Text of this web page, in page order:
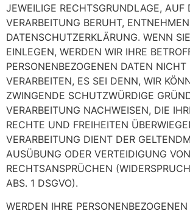
JEWEILIGE RECHTSGRUNDLAGE, AUF
VERARBEITUNG BERUHT,
DATENSCHUTZERKLÄRUNG. WENN
EINLEGEN, WERDEN WIR IHRE
PERSONENBEZOGENEN DATEN NICHT
VERARBEITEN, ES SEI DENN, WIR
ZWINGENDE SCHUTZWÜRDIGE
VERARBEITUNG NACHWEISEN, DIE
RECHTE UND FREIHEITEN
VERARBEITUNG DIENT DER
AUSÜBUNG ODER VERTEIDIGUNG VON
RECHTSANSPRÜCHEN
ABS. 1 DSGVO).
WERDEN IHRE